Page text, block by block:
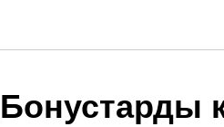
Бонустарды